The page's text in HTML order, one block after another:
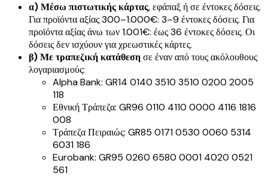
α) Μέσω πιστωτικής κάρτας, εφάπαξ ή σε έντοκες δόσεις.
Για προϊόντα αξίας 300–1.000€: 3–9 έντοκες δόσεις. Για
προϊόντα αξίας άνω των 1.001€: έως 36 έντοκες δόσεις. Οι
δόσεις δεν ισχύουν για χρεωστικές κάρτες.
β) Με τραπεζική κατάθεσησε έναν από τους ακόλουθους
λογαριασμούς:
Alpha Bank: GR14 0140 3510 3510 0200 2005
118
Εθνική Τράπεζα: GR96 0110 4110 0000 4116 1816
008
Τράπεζα Πειραιώς: GR85 0171 0530 0060 5314
6031 186
Eurobank: GR95 0260 6580 0001 4020 0521
561